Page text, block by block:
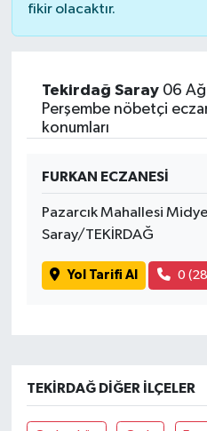
fikir olacaktır.
Tekirdağ Saray06
Perşembe nöbetçi
konumları
FURKAN ECZANESİ
Pazarcık Mahallesi
Saray/TEKİRDAĞ
Yol Tarifi Al 0
TEKIRDAĞ DIĞER İLÇELER
Gömeç
Havran
İvrindi
KENT GÜNDEMİ
Kepsut
MANŞET